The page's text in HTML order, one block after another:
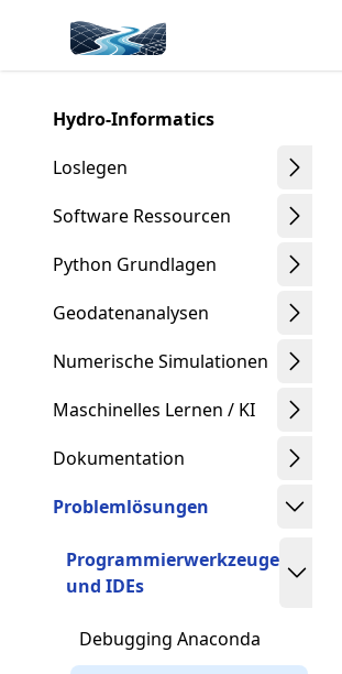
article
content
Made with MyST
Hydro-Informatics
Loslegen
Software Ressourcen
Python Grundlagen
Geodatenanalysen
Numerische Simulationen
Maschinelles Lernen / KI
Dokumentation
Problemlösungen
Programmierwerkzeuge
und IDEs
Debugging Anaconda